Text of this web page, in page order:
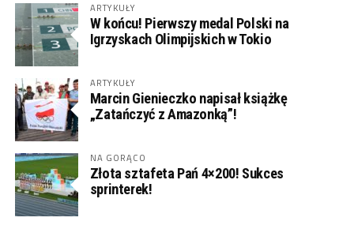
ARTYKUŁY
W końcu! Pierwszy medal Polski na
Igrzyskach Olimpijskich w Tokio
ARTYKUŁY
Marcin Gienieczko napisał książkę
„Zatańczyć z Amazonką”!
NA GORĄCO
Złota sztafeta Pań 4×200! Sukces
sprinterek!